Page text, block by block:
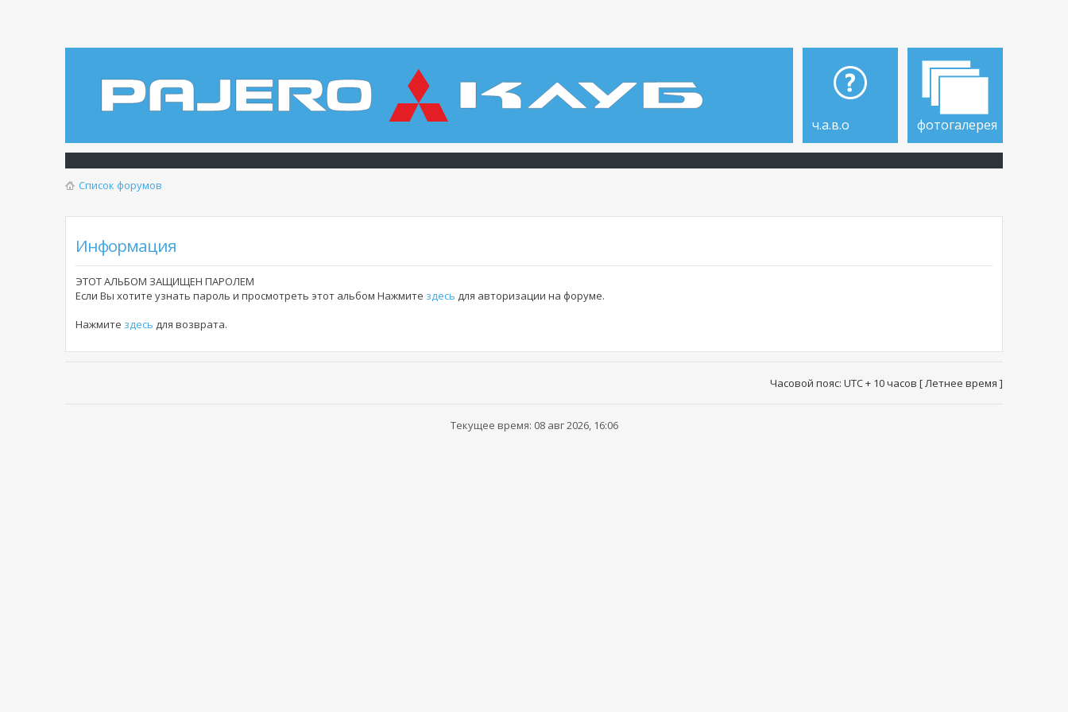
ч.а.в.о фотогалерея
Список форумов
Информация
ЭТОТ АЛЬБОМ ЗАЩИЩЕН ПАРОЛЕМ
Если Вы хотите узнать пароль и просмотреть этот альбом Нажмите здесь для авторизации на форуме.
Нажмите здесь для возврата.
Часовой пояс: UTC + 10 часов [ Летнее время ]
Текущее время: 08 авг 2026, 16:06